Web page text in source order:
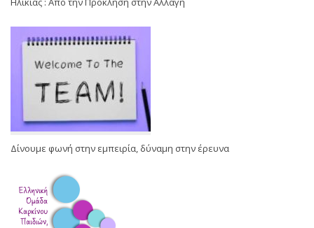
Δίνουμε φωνή στην εμπειρία, δύναμη στην έρευνα